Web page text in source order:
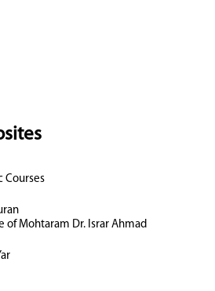
Courses
of Mohtaram Dr. Israr Ahmad